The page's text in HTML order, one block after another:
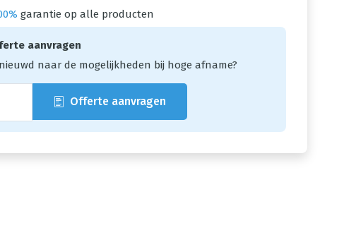
garantie op alle producten
aanvragen
naar de mogelijkheden bij hoge afname?
Offerte aanvragen